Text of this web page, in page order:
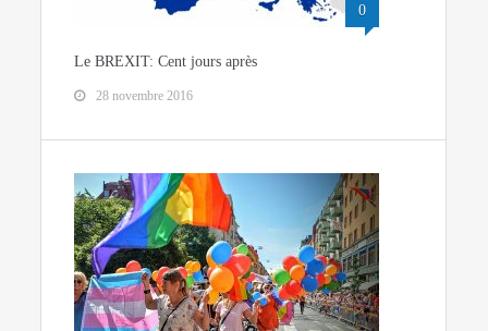
0
Le BREXIT: Cent jours après
28 novembre 2016